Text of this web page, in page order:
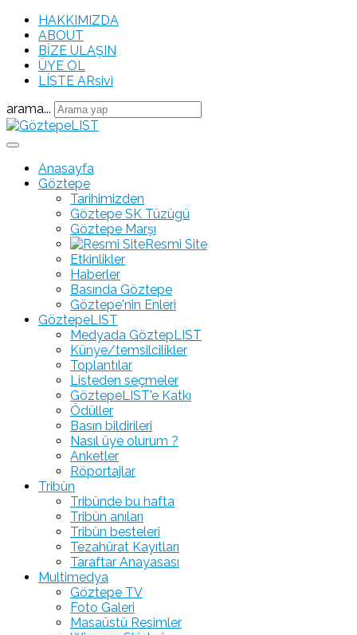
HAKKIMIZDA
ABOUT
BİZE ULAŞIN
ÜYE OL
LÍSTE ARsivi
arama...
Anasayfa
Göztepe
Tarihimizden
Göztepe SK Tüzügü
Göztepe Marşı
Resmi Site
Etkinlikler
Haberler
Basında Göztepe
Göztepe'nin Enleri
GöztepeLIST
Medyada GöztepLIST
Künye/temsilcilikler
Toplantılar
Listeden seçmeler
GöztepeLIST'e Katkı
Ödüller
Basın bildirileri
Nasıl üye olurum ?
Anketler
Röportajlar
Tribün
Tribünde bu hafta
Tribün anıları
Tribün besteleri
Tezahürat Kayıtları
Taraftar Anayasası
Multimedya
Göztepe TV
Foto Galeri
Masaüstü Resimler